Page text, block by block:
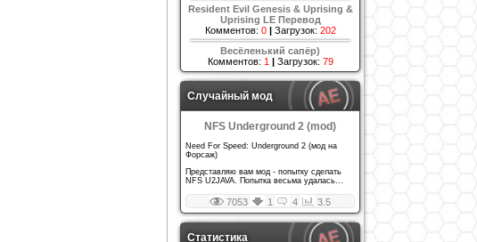
Resident Evil Genesis & Uprising &
Uprising LE Перевод
Комментов: 0| Загрузок: 202
Весёленький сапёр)
Комментов: 1 | Загрузок: 79
Случайный мод
NFS Underground 2 (mod)
Need For Speed: Underground 2 (мод на
Форсаж)
Представляю вам мод - попытку сделать
NFS U2JAVA. Попытка весьма удалась...
7053 1 4 3.5
Статистика